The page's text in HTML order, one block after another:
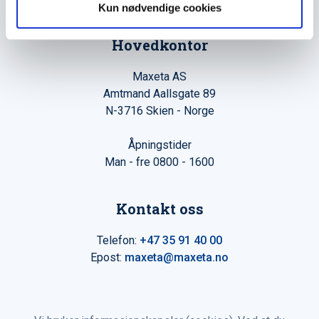
Kun nødvendige cookies
Hovedkontor
Maxeta AS
Amtmand Aallsgate 89
N-3716 Skien - Norge
Åpningstider
Man - fre 0800 - 1600
Kontakt oss
Telefon: +47 35 91 40 00
Epost: maxeta@maxeta.no